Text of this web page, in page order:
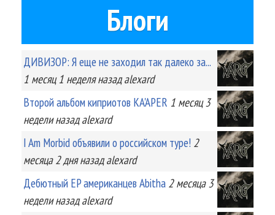
Блоги
ДИВИЗОР: Я еще не заходил так далеко за...
1 месяц 1 неделяназад alexard
Второй альбом киприотов KA'APER 1 месяц 3
неделиназад alexard
I Am Morbid объявили о российском туре! 2
месяца 2 дняназад alexard
Дебютный EP американцев Abitha 2 месяца 3
неделиназад alexard